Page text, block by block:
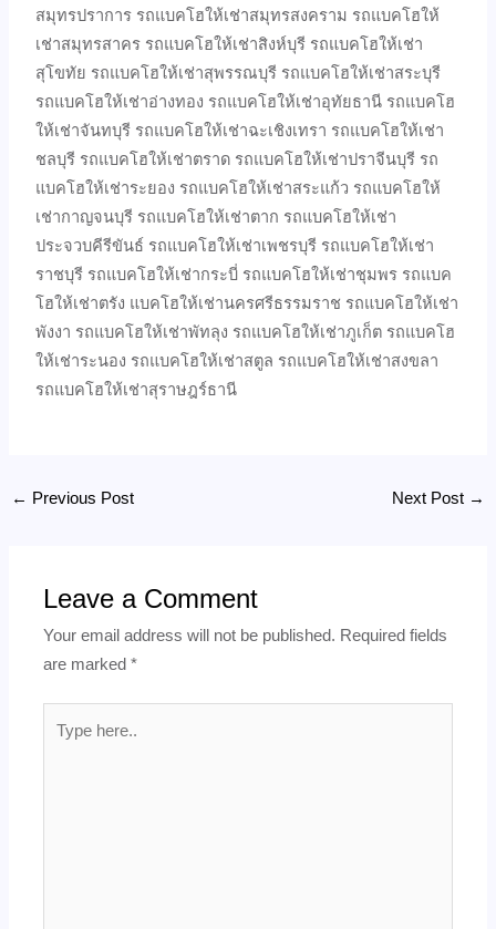
สมุทรปราการ รถแบคโฮให้เช่าสมุทรสงคราม รถแบคโฮให้
เช่าสมุทรสาคร รถแบคโฮให้เช่าสิงห์บุรี รถแบคโฮให้เช่า
สุโขทัย รถแบคโฮให้เช่าสุพรรณบุรี รถแบคโฮให้เช่าสระบุรี
รถแบคโฮให้เช่าอ่างทอง รถแบคโฮให้เช่าอุทัยธานี รถแบคโฮ
ให้เช่าจันทบุรี รถแบคโฮให้เช่าฉะเชิงเทรา รถแบคโฮให้เช่า
ชลบุรี รถแบคโฮให้เช่าตราด รถแบคโฮให้เช่าปราจีนบุรี รถ
แบคโฮให้เช่าระยอง รถแบคโฮให้เช่าสระแก้ว รถแบคโฮให้
เช่ากาญจนบุรี รถแบคโฮให้เช่าตาก รถแบคโฮให้เช่า
ประจวบคีรีขันธ์ รถแบคโฮให้เช่าเพชรบุรี รถแบคโฮให้เช่า
ราชบุรี รถแบคโฮให้เช่ากระบี่ รถแบคโฮให้เช่าชุมพร รถแบค
โฮให้เช่าตรัง แบคโฮให้เช่านครศรีธรรมราช รถแบคโฮให้เช่า
พังงา รถแบคโฮให้เช่าพัทลุง รถแบคโฮให้เช่าภูเก็ต รถแบคโฮ
ให้เช่าระนอง รถแบคโฮให้เช่าสตูล รถแบคโฮให้เช่าสงขลา
รถแบคโฮให้เช่าสุราษฎร์ธานี
← Previous Post Next Post →
Leave a Comment
Your email address will not be published. Required fields
are marked*
here..